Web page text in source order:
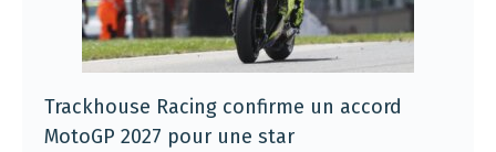
Trackhouse Racing confirme un accord
MotoGP 2027 pour une star